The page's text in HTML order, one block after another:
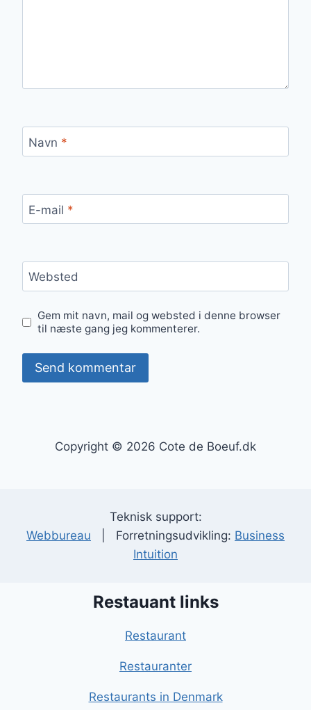
Navn *
E-mail *
Websted
Gem mit navn, mail og websted i denne browser
til næste gang jeg kommenterer.
Copyright © 2026 Cote de Boeuf.dk
Teknisk support:
Webbureau | Forretningsudvikling: Business
Intuition
Restauant links
Restaurant
Restauranter
Restaurants in Denmark